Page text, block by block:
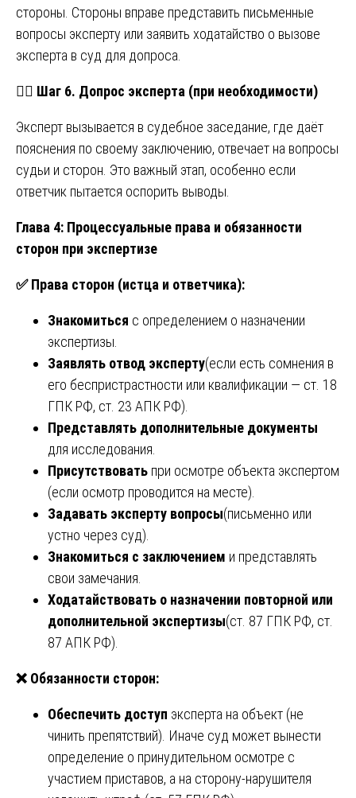
стороны. Стороны вправе представить письменные
вопросы эксперту или заявить ходатайство о вызове
эксперта в суд для допроса.
🧑 Шаг 6. Допрос эксперта (при необходимости)
Эксперт вызывается в судебное заседание, где даёт
пояснения по своему заключению, отвечает на вопросы
судьи и сторон. Это важный этап, особенно если
ответчик пытается оспорить выводы.
Глава 4: Процессуальные права и обязанности
сторон при экспертизе
✅Права сторон (истца и ответчика):
Знакомиться с определением о назначении
экспертизы.
Заявлять отвод эксперту(если есть сомнения в
его беспристрастности или квалификации — ст. 18
ГПК РФ, ст. 23 АПК РФ).
Представлять дополнительные документы
для исследования.
Присутствовать при осмотре объекта экспертом
(если осмотр проводится на месте).
Задавать эксперту вопросы(письменно или
устно через суд).
Знакомиться с заключением и представлять
свои замечания.
Ходатайствовать о назначении повторной или
дополнительной экспертизы(ст. 87 ГПК РФ, ст.
87 АПК РФ).
❌ Обязанности сторон:
Обеспечить доступ эксперта на объект (не
чинить препятствий). Иначе суд может вынести
определение о принудительном осмотре с
участием приставов, а на сторону-нарушителя